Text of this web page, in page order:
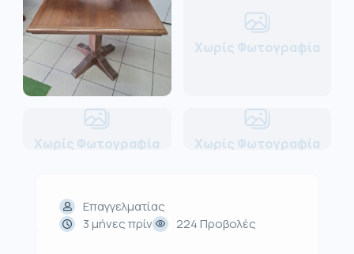
Χωρίς Φωτογραφία
Χωρίς Φωτογραφία Χωρίς Φωτογραφία
Επαγγελματίας
3 μήνες πρίν
224 Προβολές